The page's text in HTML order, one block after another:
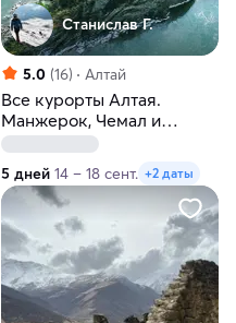
Станислав Г.
5.0 (16) Алтай
Все курорты Алтая.
Манжерок, Чемал и
Телецкий
5 дней 14 – 18 сент. +2 даты